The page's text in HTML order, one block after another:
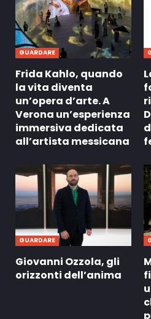
GUARDARE
Frida Kahlo, quando
la vita diventa
un’opera d’arte. A
Verona un’esperienza
immersiva dedicata
all’artista messicana
GUARDARE
Giovanni Ozzola, gli
orizzonti dell’anima